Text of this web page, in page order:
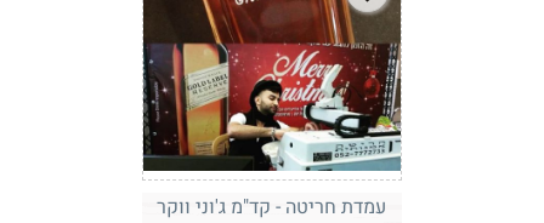
עמדת חריטה - קד"מ ג'וני ווקר